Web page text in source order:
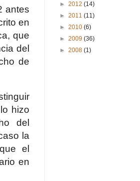
antes
en
que
del
de
hizo
del
la
el
en
► 2012 (14)
► 2011 (11)
► 2010 (6)
► 2009 (36)
► 2008 (1)